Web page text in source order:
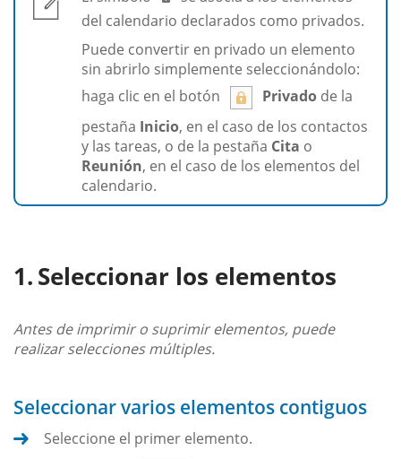
del calendario declarados como privados.
Puede convertir en privado un elemento
sin abrirlo simplemente seleccionándolo:
haga clic en el botón
Privado de la
pestaña Inicio, en el caso de los contactos
y las tareas, o de la pestaña Cita o
Reunión, en el caso de los elementos del
calendario.
Seleccionar los elementos
Antes de imprimir o suprimir elementos, puede
realizar selecciones múltiples.
Seleccionar varios elementos contiguos
Seleccione el primer elemento.